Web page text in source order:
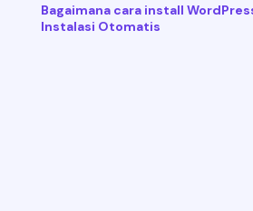
Bagaimana cara install
Instalasi Otomatis